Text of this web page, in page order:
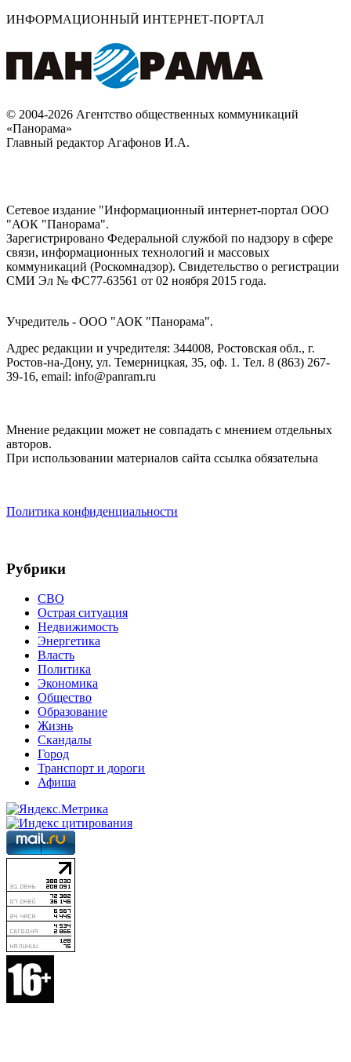
ИНФОРМАЦИОННЫЙ ИНТЕРНЕТ-ПОРТАЛ
© 2004-2026 Агентство общественных коммуникаций
«Панорама»
Главный редактор Агафонов И.А.
Сетевое издание "Информационный интернет-портал ООО
"АОК "Панорама".
Зарегистрировано Федеральной службой по надзору в сфере
связи, информационных технологий и массовых
коммуникаций (Роскомнадзор). Cвидетельство о регистрации
СМИ Эл № ФС77-63561 от 02 ноября 2015 года.
Учредитель - ООО "АОК "Панорама".
Адрес редакции и учредителя: 344008, Ростовская обл., г.
Ростов-на-Дону, ул. Темерницкая, 35, оф. 1. Тел. 8 (863) 267-
39-16, email: info@panram.ru
Мнение редакции может не совпадать с мнением отдельных
авторов.
При использовании материалов сайта ссылка обязательна
Политика конфиденциальности
Рубрики
СВО
Острая ситуация
Недвижимость
Энергетика
Власть
Политика
Экономика
Общество
Образование
Жизнь
Скандалы
Город
Транспорт и дороги
Афиша